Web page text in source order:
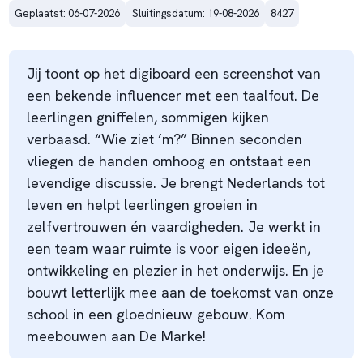
Geplaatst: 06-07-2026
Sluitingsdatum: 19-08-2026 8427
Jij toont op het digiboard een screenshot van
een bekende influencer met een taalfout. De
leerlingen gniffelen, sommigen kijken
verbaasd. “Wie ziet ’m?” Binnen seconden
vliegen de handen omhoog en ontstaat een
levendige discussie. Je brengt Nederlands tot
leven en helpt leerlingen groeien in
zelfvertrouwen én vaardigheden. Je werkt in
een team waar ruimte is voor eigen ideeën,
ontwikkeling en plezier in het onderwijs. En je
bouwt letterlijk mee aan de toekomst van onze
school in een gloednieuw gebouw. Kom
meebouwen aan De Marke!